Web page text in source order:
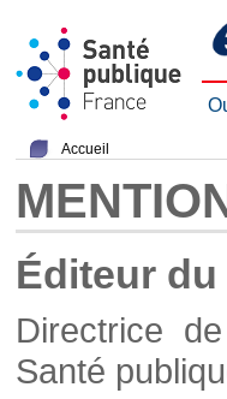
Accueil
Éditeur du
Directrice
Santé